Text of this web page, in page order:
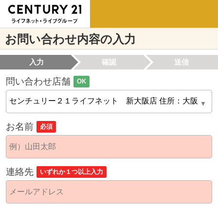
お問い合わせ内容の入力
入力 確認 送信
問い合わせ店舗 OK
お名前 必須
連絡先 いずれか１つ以上入力